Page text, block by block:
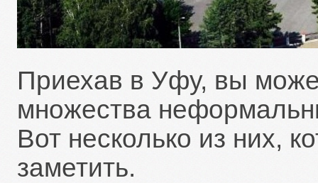
Приехав в Уфу, вы
множества
Вот несколько из них,
заметить.